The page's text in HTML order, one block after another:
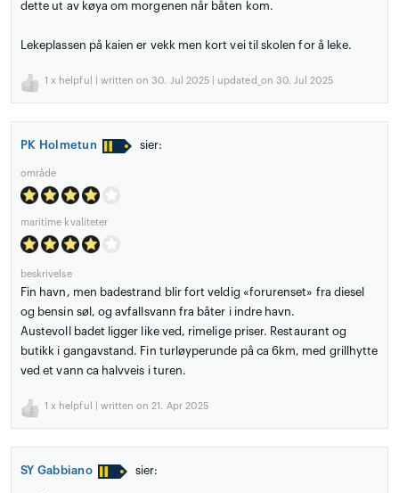
dette ut av køya om morgenen når båten kom.
Lekeplassen på kaien er vekk men kort vei til skolen for å leke.
1 x helpful | written on 30. Jul 2025 | updated_on 30. Jul 2025
PK Holmetun sier:
område
maritime kvaliteter
beskrivelse
Fin havn, men badestrand blir fort veldig «forurenset» fra diesel
og bensin søl, og avfallsvann fra båter i indre havn.
Austevoll badet ligger like ved, rimelige priser. Restaurant og
butikk i gangavstand. Fin turløyperunde på ca 6km, med grillhytte
ved et vann ca halvveis i turen.
1 x helpful | written on 21. Apr 2025
SY Gabbiano sier: